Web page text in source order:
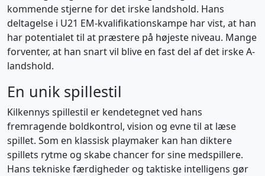
kommende stjerne for det irske landshold. Hans
deltagelse i U21 EM-kvalifikationskampe har vist, at han
har potentialet til at præstere på højeste niveau. Mange
forventer, at han snart vil blive en fast del af det irske A-
landshold.
En unik spillestil
Kilkennys spillestil er kendetegnet ved hans
fremragende boldkontrol, vision og evne til at læse
spillet. Som en klassisk playmaker kan han diktere
spillets rytme og skabe chancer for sine medspillere.
Hans tekniske færdigheder og taktiske intelligens gør